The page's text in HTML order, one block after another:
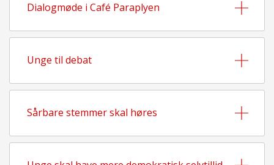
Dialogmøde i Café Paraplyen
Unge til debat
Sårbare stemmer skal høres